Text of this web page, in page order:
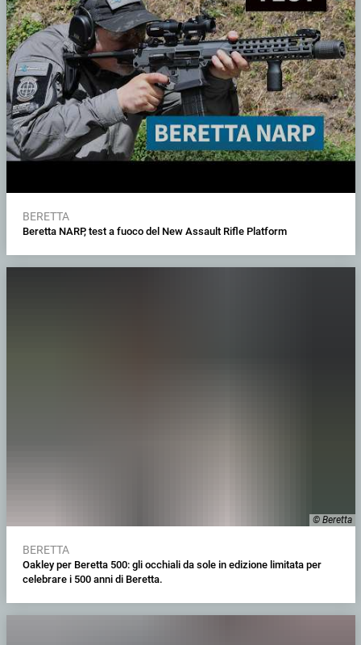
BERETTA
Beretta NARP, test a fuoco del New Assault Rifle Platform
© Beretta
BERETTA
Oakley per Beretta 500: gli occhiali da sole in edizione limitata per
celebrare i 500 anni di Beretta.